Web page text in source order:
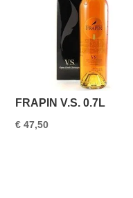
FRAPIN V.S. 0.7L
€ 47,50